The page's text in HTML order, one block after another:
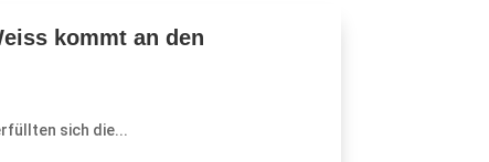
kommt an den
sich die...